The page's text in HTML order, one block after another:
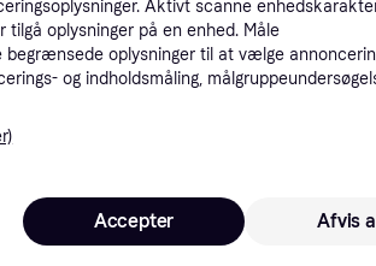
Laveste pris· 50 kr. fragt,
Aktivt scanne
oplysninger på en enhed. Måle
oplysninger til at vælge
og indholdsmåling,
Afvis
Accepter